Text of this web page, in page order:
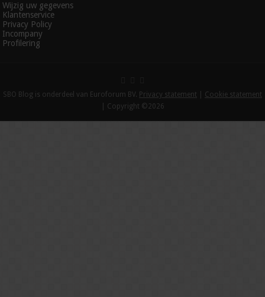
Wijzig uw gegevens
Klantenservice
Privacy Policy
Incompany
Profilering
SBO Blog is onderdeel van Euroforum BV. Privacy statement
Cookie statement
| Copyright ©2026